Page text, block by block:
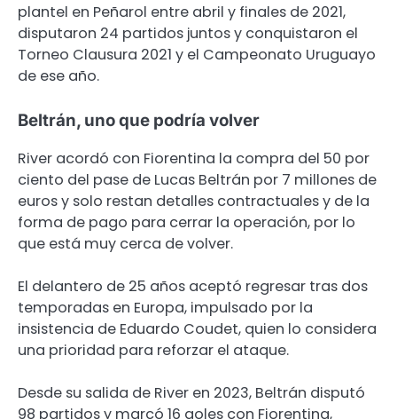
plantel en Peñarol entre abril y finales de 2021,
disputaron 24 partidos juntos y conquistaron el
Torneo Clausura 2021 y el Campeonato Uruguayo
de ese año.
Beltrán, uno que podría volver
River acordó con Fiorentina la compra del 50 por
ciento del pase de Lucas Beltrán por 7 millones de
euros y solo restan detalles contractuales y de la
forma de pago para cerrar la operación, por lo
que está muy cerca de volver.
El delantero de 25 años aceptó regresar tras dos
temporadas en Europa, impulsado por la
insistencia de Eduardo Coudet, quien lo considera
una prioridad para reforzar el ataque.
Desde su salida de River en 2023, Beltrán disputó
98 partidos y marcó 16 goles con Fiorentina,